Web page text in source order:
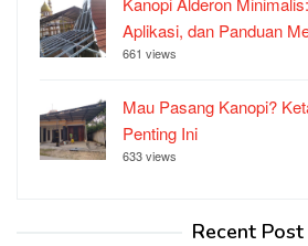
Aplikasi, dan Panduan
661 views
Mau Pasang Kanopi?
Penting Ini
633 views
Recent Post